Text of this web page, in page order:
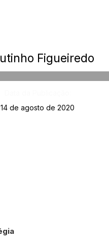
Figueiredo
14 de agosto de 2020